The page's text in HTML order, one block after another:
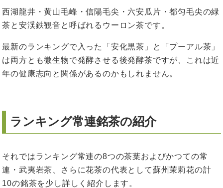
西湖龍井・黄山毛峰・信陽毛尖・六安瓜片・都匀毛尖の緑
茶と安渓鉄観音と呼ばれるウーロン茶です。
最新のランキングで入った「安化黒茶」と「プーアル茶」
は両方とも微生物で発酵させる後発酵茶ですが、これは近
年の健康志向と関係があるのかもしれません。
ランキング常連銘茶の紹介
それではランキング常連の8つの茶葉およびかつての常
連・武夷岩茶、さらに花茶の代表として蘇州茉莉花の計
10の銘茶を少し詳しく紹介します。